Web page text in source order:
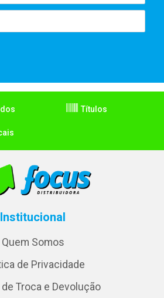
Títulos
Institucional
Quem Somos
de Privacidade
Troca e Devolução